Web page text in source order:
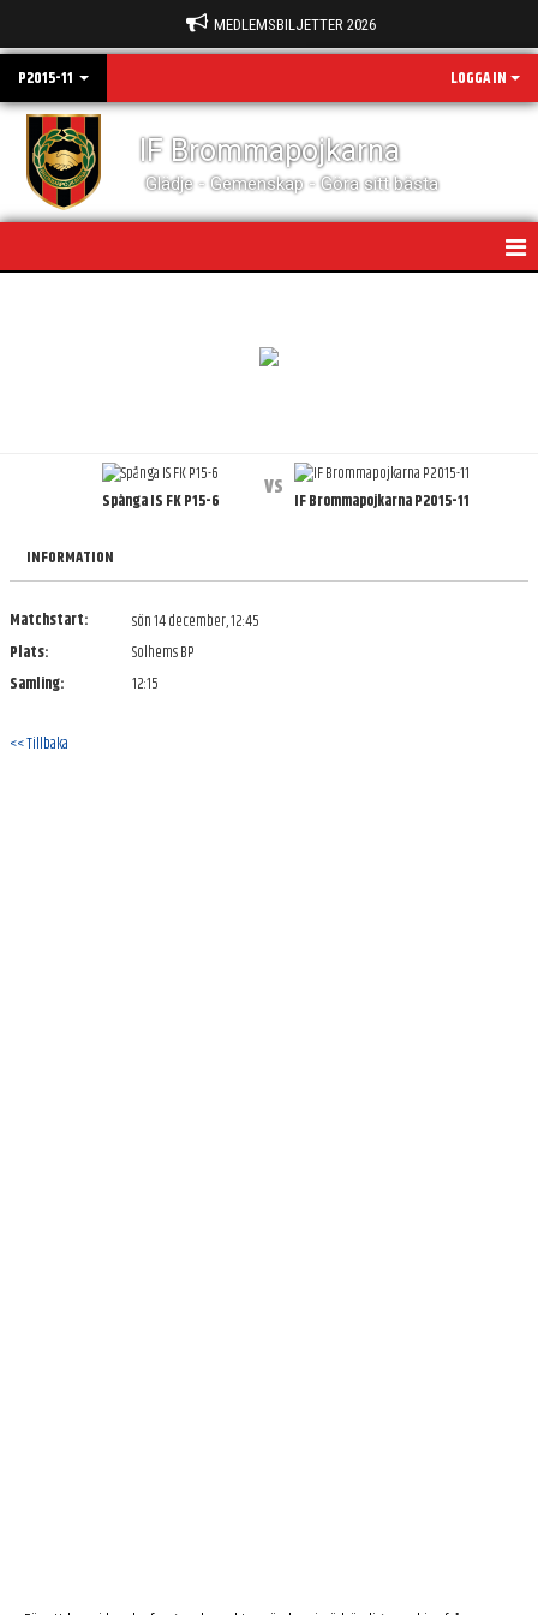
MEDLEMSBILJETTER 2026
P2015-11 LOGGA IN
IF Brommapojkarna
Glädje - Gemenskap - Göra sitt bästa
BILDGALLERI
KONTAKT
Spånga IS FK P15-6 vs IF Brommapojkarna P2015-11
INFORMATION
Matchstart:
sön 14 december, 12:45
Plats:
Solhems BP
Samling:
12:15
<< Tillbaka